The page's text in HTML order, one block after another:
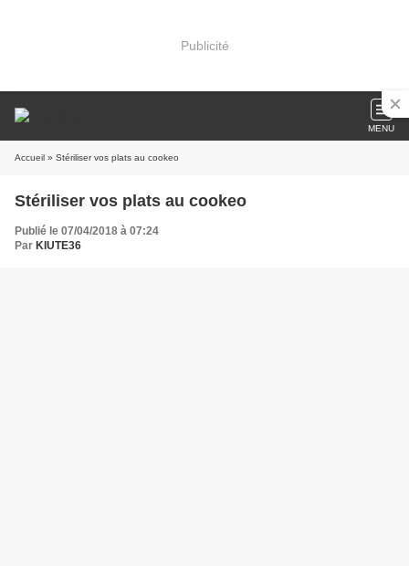
Publicité
MENU
Accueil » Stériliser vos plats au cookeo
Stériliser vos plats au cookeo
Publié le 07/04/2018 à 07:24
Par KIUTE36